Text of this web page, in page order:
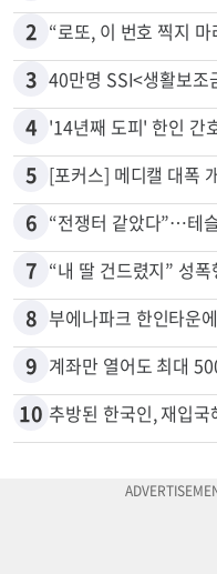
2 “로또, 이 번호 찍지
3 40만명 SSI<생활보
4 '14년째 도피' 한인 간
5 [포커스] 메디캘 대폭
6 “전쟁터 같았다”…테
7
8 부에나파크 한인타운
9 계좌만 열어도 최대
10 추방된 한국인, 재입국